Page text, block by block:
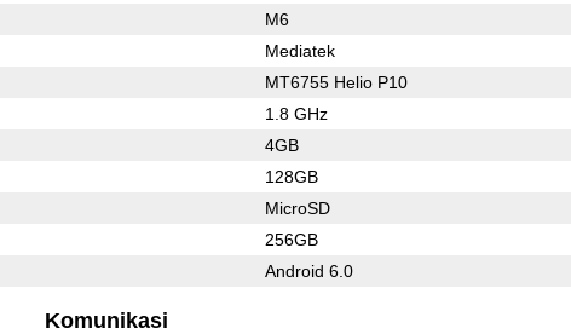
M6
Mediatek
MT6755 Helio P10
1.8 GHz
4GB
128GB
MicroSD
256GB
Android 6.0
Komunikasi